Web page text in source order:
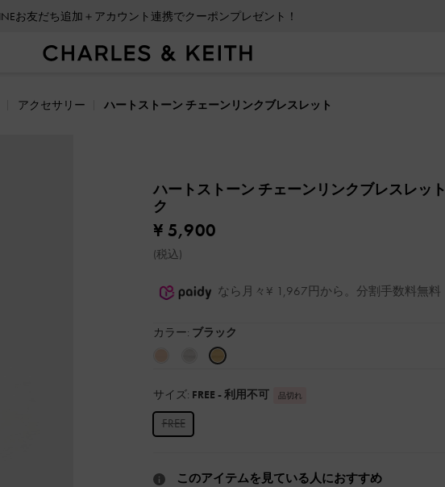
アクセサリー ハートストーン チェーンリンクブレスレット
ハートストーン チェーンリンクブレスレット
ク
¥ 5,900
(税込)
なら月々¥ 1,967円から。分割手数料無料
カラー: ブラック
サイズ: FREE - 利用不可 品切れ
FREE
このアイテムを見ている人におすすめ